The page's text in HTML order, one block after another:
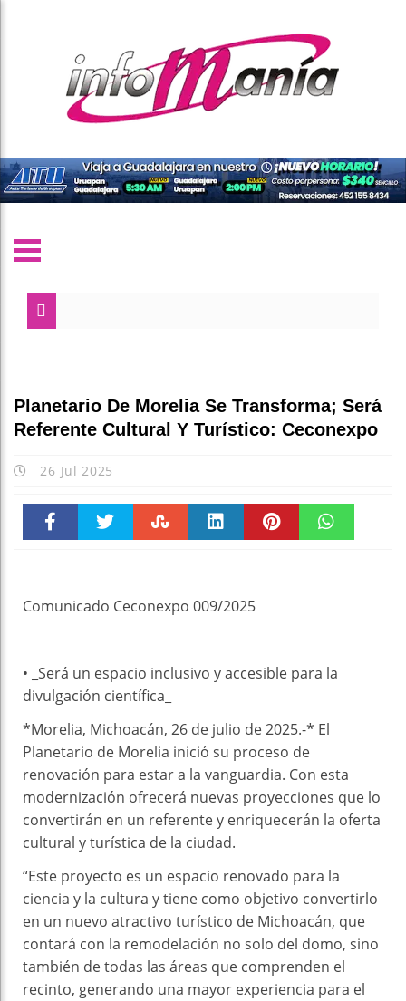
Planetario De Morelia Se Transforma; Será
Referente Cultural Y Turístico: Ceconexpo
26 Jul 2025
Comunicado Ceconexpo 009/2025
• _Será un espacio inclusivo y accesible para la
divulgación científica_
*Morelia, Michoacán, 26 de julio de 2025.-* El
Planetario de Morelia inició su proceso de
renovación para estar a la vanguardia. Con esta
modernización ofrecerá nuevas proyecciones que lo
convertirán en un referente y enriquecerán la oferta
cultural y turística de la ciudad.
“Este proyecto es un espacio renovado para la
ciencia y la cultura y tiene como objetivo convertirlo
en un nuevo atractivo turístico de Michoacán, que
contará con la remodelación no solo del domo, sino
también de todas las áreas que comprenden el
recinto, generando una mayor experiencia para el